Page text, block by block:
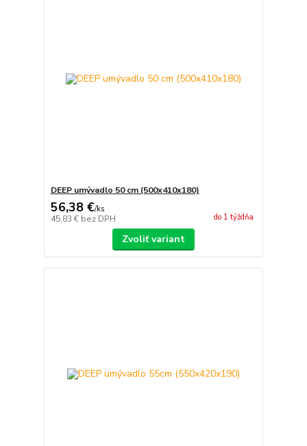
DEEP umývadlo 50 cm (500x410x180)
56,38 €/ks
45,83 € bez DPH do 1 týždňa
Zvoliť variant